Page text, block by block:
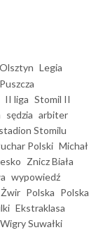
Legia
Puszcza
II liga Stomil II
sędzia arbiter
stadion Stomilu
Polski Michał
Znicz Biała
wypowiedź
Polska Polska
Ekstraklasa
Wigry Suwałki